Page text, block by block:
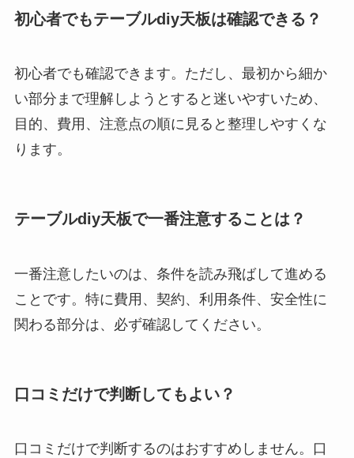
初心者でもテーブルdiy天板は確認できる？
初心者でも確認できます。ただし、最初から細か
い部分まで理解しようとすると迷いやすいため、
目的、費用、注意点の順に見ると整理しやすくな
ります。
テーブルdiy天板で一番注意することは？
一番注意したいのは、条件を読み飛ばして進める
ことです。特に費用、契約、利用条件、安全性に
関わる部分は、必ず確認してください。
口コミだけで判断してもよい？
口コミだけで判断するのはおすすめしません。口